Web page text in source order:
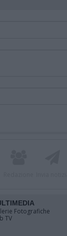
Fotografiche
TV